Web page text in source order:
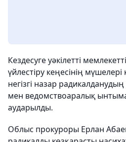
Кездесуге уәкілетті
үйлестіру кеңесінің
негізгі назар
мен ведомствоаралық
аударылды.
Облыс прокуроры Ерлан